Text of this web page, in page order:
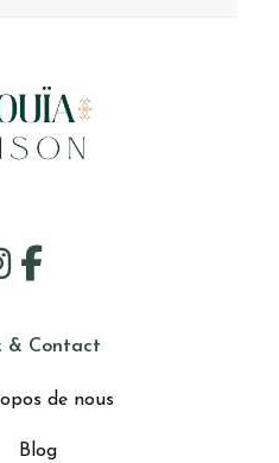
& Contact
de nous
Blog